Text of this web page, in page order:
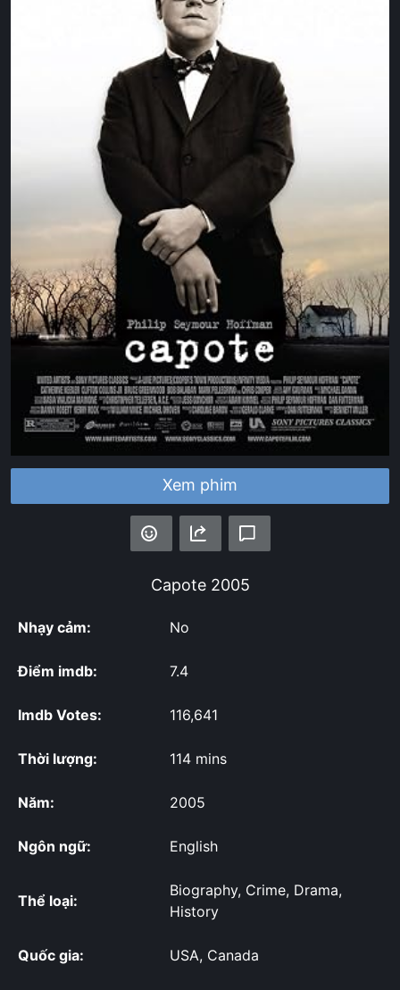
Xem phim
Capote2005
Nhạy cảm: No
Điểm imdb: 7.4
Imdb Votes: 116,641
Thời lượng: 114 mins
Năm: 2005
Ngôn ngữ: English
Thể loại:
Biography, Crime, Drama,
History
Quốc gia: USA, Canada